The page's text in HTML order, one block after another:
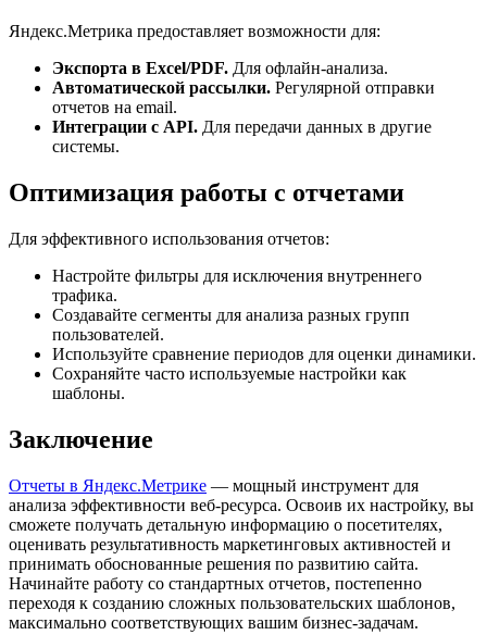
Яндекс.Метрика предоставляет возможности для:
Экспорта в Excel/PDF. Для офлайн-анализа.
Автоматической рассылки. Регулярной отправки
отчетов на email.
Интеграции с API. Для передачи данных в другие
системы.
Оптимизация работы с отчетами
Для эффективного использования отчетов:
Настройте фильтры для исключения внутреннего
трафика.
Создавайте сегменты для анализа разных групп
пользователей.
Используйте сравнение периодов для оценки динамики.
Сохраняйте часто используемые настройки как
шаблоны.
Заключение
Отчеты в Яндекс.Метрике — мощный инструмент для
анализа эффективности веб-ресурса. Освоив их настройку, вы
сможете получать детальную информацию о посетителях,
оценивать результативность маркетинговых активностей и
принимать обоснованные решения по развитию сайта.
Начинайте работу со стандартных отчетов, постепенно
переходя к созданию сложных пользовательских шаблонов,
максимально соответствующих вашим бизнес-задачам.